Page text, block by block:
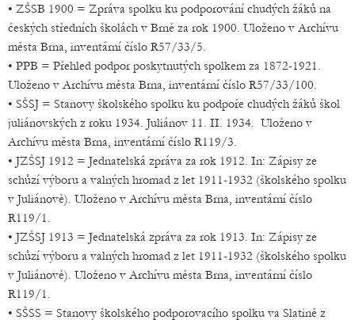
• ZŠSB 1900 = Zpráva spolku ku podporování chudých žáků na
českých středních školách v Brně za rok 1900. Uloženo v Archívu
města Brna, inventární číslo R57/33/5.
• PPB = Přehled podpor poskytnutých spolkem za 1872-1921.
Uloženo v Archívu města Brna, inventární číslo R57/33/100.
• SŠSJ = Stanovy školského spolku ku podpoře chudých žáků škol
juliánovských z roku 1934. Juliánov 11. II. 1934. Uloženo v
Archívu města Brna, inventární číslo R119/3.
• JZŠSJ 1912 = Jednatelská zpráva za rok 1912. In: Zápisy ze
schůzí výboru a valných hromad z let 1911-1932 (školského spolku
v Juliánově). Uloženo v Archívu města Brna, inventární číslo
R119/1.
• JZŠSJ 1913 = Jednatelská zpráva za rok 1913. In: Zápisy ze
schůzí výboru a valných hromad z let 1911-1932 (školského spolku
v Juliánově). Uloženo v Archívu města Brna, inventární číslo
R119/1.
• SŠSS = Stanovy školského podporovacího spolku va Slatině z